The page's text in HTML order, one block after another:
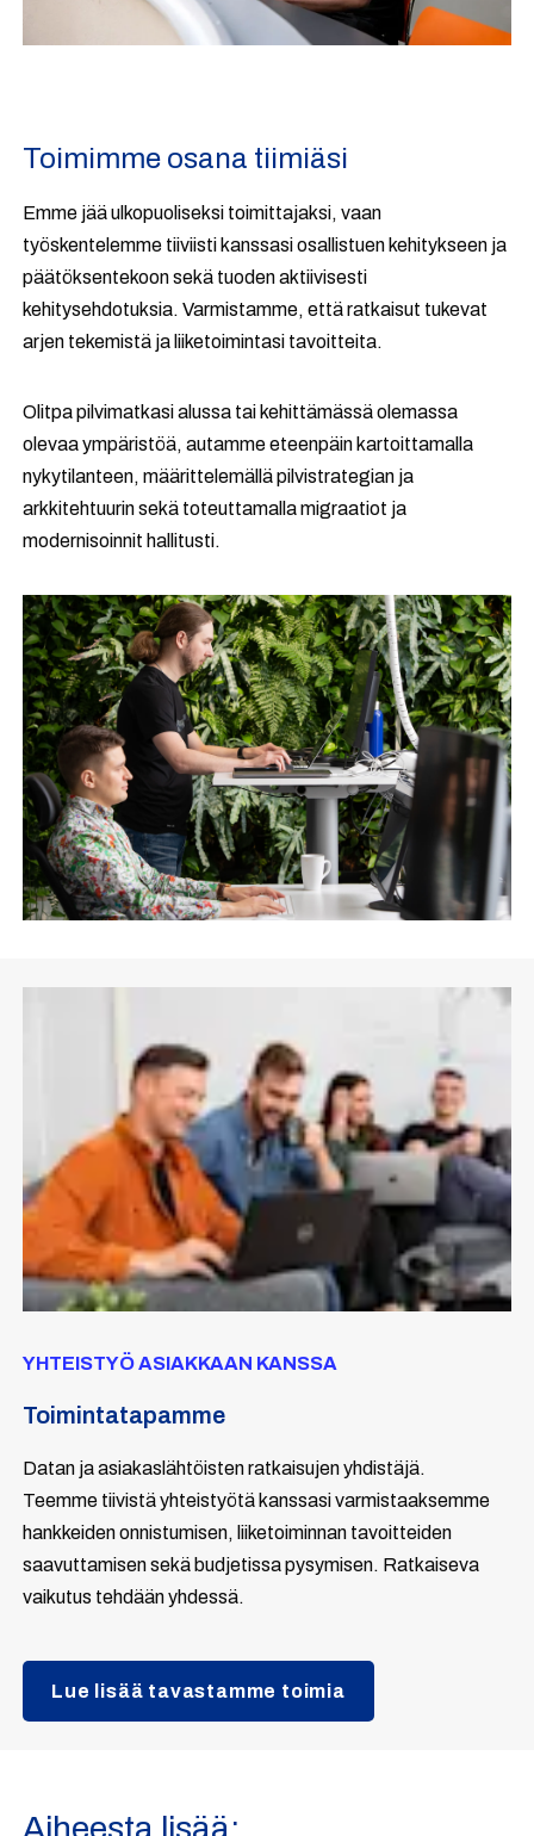
Toimimme osana tiimiäsi
Emme jää ulkopuoliseksi toimittajaksi, vaan
työskentelemme tiiviisti kanssasi osallistuen kehitykseen ja
päätöksentekoon sekä tuoden aktiivisesti
kehitysehdotuksia. Varmistamme, että ratkaisut tukevat
arjen tekemistä ja liiketoimintasi tavoitteita.
Olitpa pilvimatkasi alussa tai kehittämässä olemassa
olevaa ympäristöä, autamme eteenpäin kartoittamalla
nykytilanteen, määrittelemällä pilvistrategian ja
arkkitehtuurin sekä toteuttamalla migraatiot ja
modernisoinnit hallitusti.
YHTEISTYÖ ASIAKKAAN KANSSA
Toimintatapamme
Datan ja asiakaslähtöisten ratkaisujen yhdistäjä.
Teemme tiivistä yhteistyötä kanssasi varmistaaksemme
hankkeiden onnistumisen, liiketoiminnan tavoitteiden
saavuttamisen sekä budjetissa pysymisen. Ratkaiseva
vaikutus tehdään yhdessä.
Lue lisää tavastamme toimia